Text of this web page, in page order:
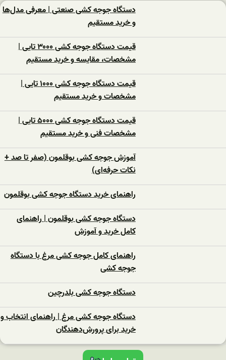
دستگاه جوجه کشی صنعتی | معرفی مدل‌ها
و خرید مستقیم
قیمت دستگاه جوجه کشی ۳۰۰۰ تایی |
مشخصات، مقایسه و خرید مستقیم
قیمت دستگاه جوجه کشی ۱۰۰۰ تایی |
مشخصات و خرید مستقیم
قیمت دستگاه جوجه کشی ۵۰۰۰ تایی |
مشخصات فنی و خرید مستقیم
آموزش جوجه کشی بوقلمون (صفر تا صد +
نکات حرفه‌ای)
راهنمای خرید دستگاه جوجه کشی بوقلمون
دستگاه جوجه کشی بوقلمون | راهنمای
کامل خرید و آموزش
راهنمای کامل جوجه کشی مرغ با دستگاه
جوجه کشی
دستگاه جوجه‌ کشی بلدرچین
دستگاه جوجه‌ کشی مرغ | راهنمای انتخاب و
خرید برای پرورش‌دهندگان